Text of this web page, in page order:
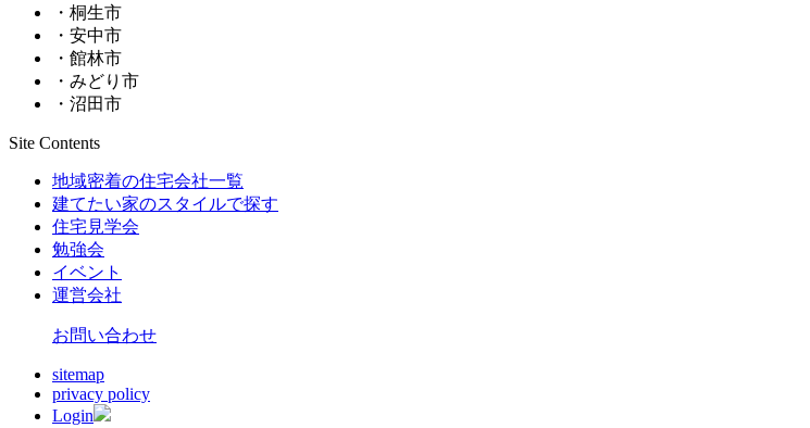
・桐生市
・安中市
・館林市
・みどり市
・沼田市
Site Contents
地域密着の住宅会社一覧
建てたい家のスタイルで探す
住宅見学会
勉強会
イベント
運営会社
お問い合わせ
sitemap
privacy policy
Login